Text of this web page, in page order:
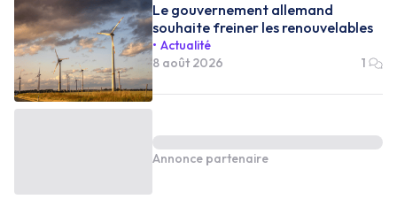
Le gouvernement allemand
souhaite freiner les renouvelables
Actualité
8 août 2026
1
Annonce partenaire